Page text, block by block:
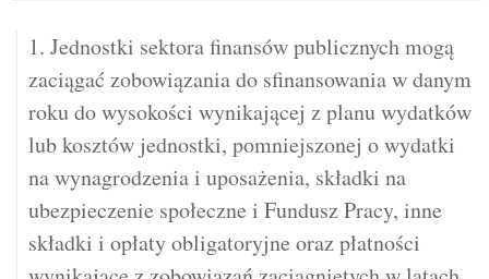
1. Jednostki sektora finansów publicznych mogą
zaciągać zobowiązania do sfinansowania w danym
roku do wysokości wynikającej z planu wydatków
lub kosztów jednostki, pomniejszonej o wydatki
na wynagrodzenia i uposażenia, składki na
ubezpieczenie społeczne i Fundusz Pracy, inne
składki i opłaty obligatoryjne oraz płatności